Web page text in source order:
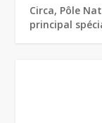
Circa, Pôle
principal